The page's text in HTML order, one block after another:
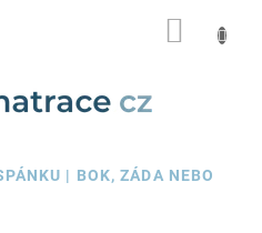
spánku
| BOK, ZÁDA NEBO